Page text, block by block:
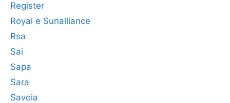
Register
Royal e Sunalliance
Rsa
Sai
Sapa
Sara
Savoia